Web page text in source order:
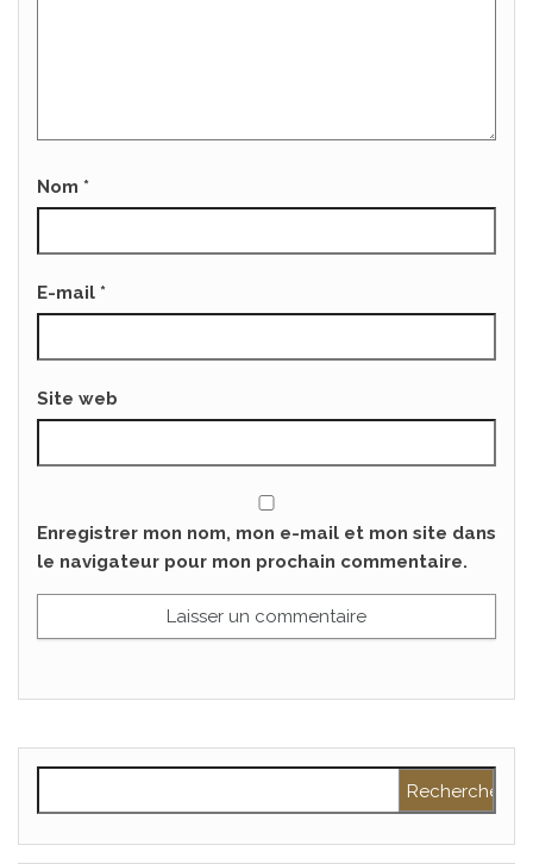
Nom *
E-mail *
Site web
Enregistrer mon nom, mon e-mail et mon site dans
le navigateur pour mon prochain commentaire.